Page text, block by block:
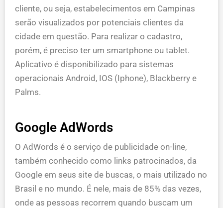
cliente, ou seja, estabelecimentos em Campinas
serão visualizados por potenciais clientes da
cidade em questão. Para realizar o cadastro,
porém, é preciso ter um smartphone ou tablet.
Aplicativo é disponibilizado para sistemas
operacionais Android, IOS (Iphone), Blackberry e
Palms.
Google AdWords
O AdWords é o serviço de publicidade on-line,
também conhecido como links patrocinados, da
Google em seus site de buscas, o mais utilizado no
Brasil e no mundo. É nele, mais de 85% das vezes,
onde as pessoas recorrem quando buscam um